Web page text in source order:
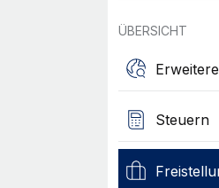
ÜBERSICHT
Steuern